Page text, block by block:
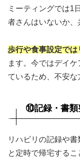
ミーティングでは1
者さんはいないか、
歩行や食事設定で
ます。今ではデイ
ているため、不安な
⑩記録・書類
リハビリの記録や
と定時で帰宅するこ